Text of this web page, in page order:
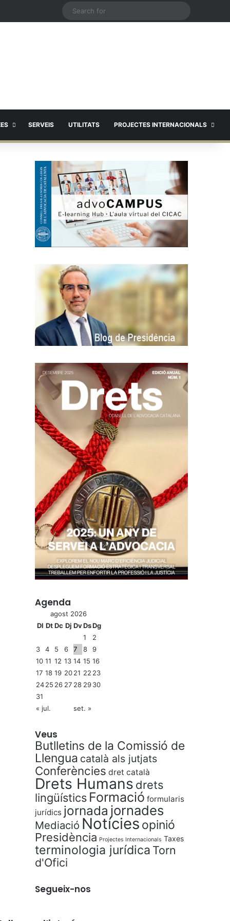
SERVEIS UTILITATS PROJECTES INTERNACIONALS
Agenda
agost 2026
Dl Dt Dc Dj DvDsDg
1
2
3
4 5 6 7 8
9
10 11 12 13 14 15 16
17 18 19 2021 22 23
2425 26 27 28 2930
31
« jul.
set. »
Veus
Butlletins de la Comissió de
Llengua català als jutjats
Conferències dret català
Drets Humans drets
lingüístics Formació formularis
jurídics jornada jornades
Mediació Notícies opinió
Presidència Projectes Internacionals Taxes
terminologia jurídica Torn
d'Ofici
Segueix-nos